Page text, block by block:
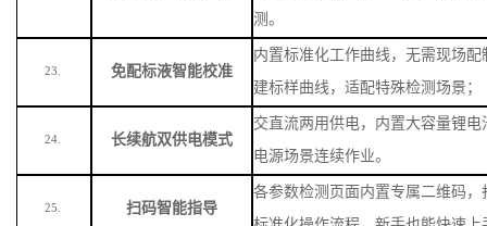
测。
23. 免配标液智能校准
内置标准化工作曲线，无需现场
建标样曲线，适配特殊检测场景 ；
24. 长续航双供电模式
交直流两用供电，内置大容量锂电
电源场景连续作业。
25. 扫码智能指导
各参数检测页面内置专属二维码